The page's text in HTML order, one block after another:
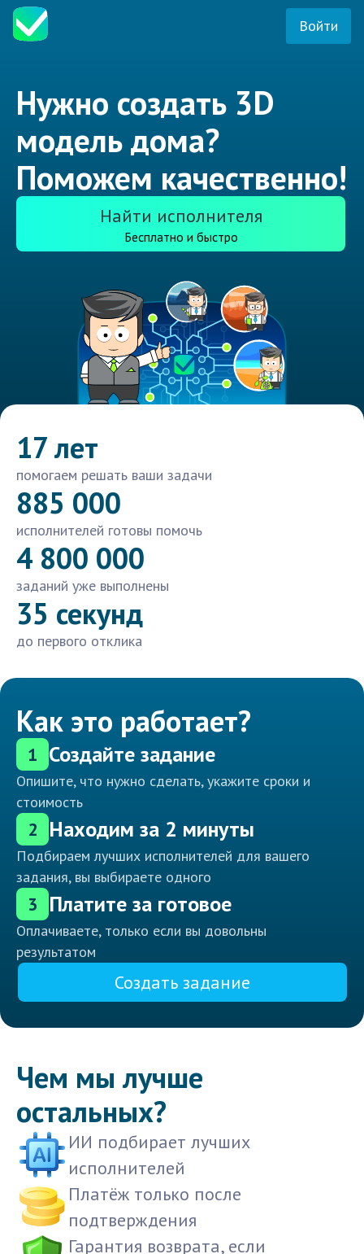
Войти
Нужно создать 3D
модель дома?
Поможем качественно!
Найти исполнителя
Бесплатно и быстро
17 лет
помогаем решать ваши задачи
885 000
исполнителей готовы помочь
4 800 000
заданий уже выполнены
35 секунд
до первого отклика
Как это работает?
1 Создайте задание
Опишите, что нужно сделать, укажите сроки и
стоимость
2 Находим за 2 минуты
Подбираем лучших исполнителей для вашего
задания, вы выбираете одного
3 Платите за готовое
Оплачиваете, только если вы довольны
результатом
Создать задание
Чем мы лучше
остальных?
ИИ подбирает лучших
исполнителей
Платёж только после
подтверждения
Гарантия возврата, если